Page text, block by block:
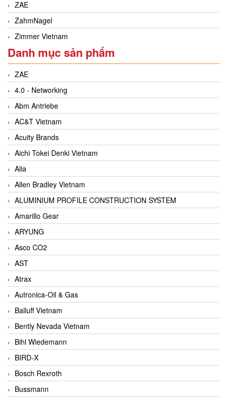
ZAE
ZahmNagel
Zimmer Vietnam
Danh mục sản phẩm
ZAE
4.0 - Networking
Abm Antriebe
AC&T Vietnam
Acuity Brands
Aichi Tokei Denki Vietnam
Alia
Allen Bradley Vietnam
ALUMINIUM PROFILE CONSTRUCTION SYSTEM
Amarillo Gear
ARYUNG
Asco CO2
AST
Atrax
Autronica-Oil & Gas
Balluff Vietnam
Bently Nevada Vietnam
Bihl Wiedemann
BIRD-X
Bosch Rexroth
Bussmann